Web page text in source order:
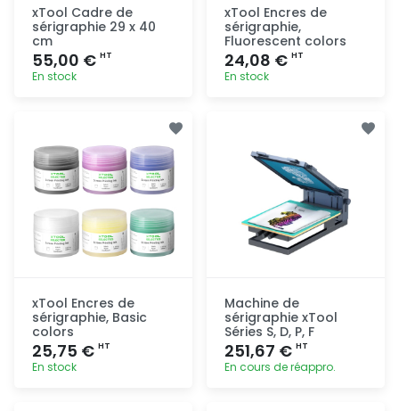
xTool Cadre de
sérigraphie 29 x 40
cm
55,00 € HT
En stock
xTool Encres de
sérigraphie,
Fluorescent colors
24,08 € HT
En stock
xTool Encres de
sérigraphie, Basic
colors
25,75 € HT
En stock
Machine de
sérigraphie xTool
Séries S, D, P, F
251,67 € HT
En cours de réappro.